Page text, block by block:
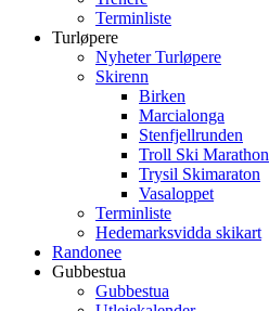
Terminliste
Turløpere
Nyheter Turløpere
Skirenn
Birken
Marcialonga
Stenfjellrunden
Troll Ski Marathon
Trysil Skimaraton
Vasaloppet
Terminliste
Hedemarksvidda skikart
Randonee
Gubbestua
Gubbestua